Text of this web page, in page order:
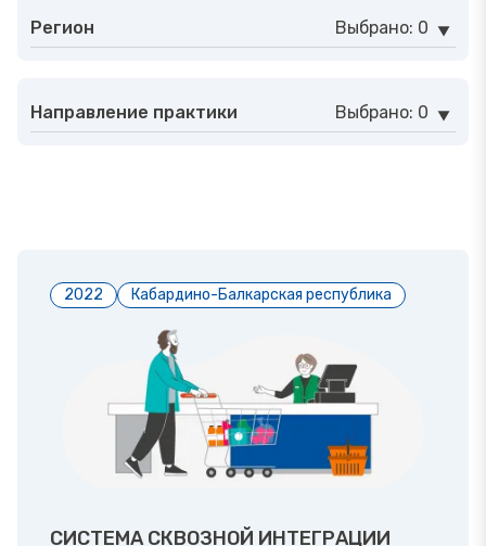
Регион Выбрано: 0
Направление практики Выбрано: 0
2022 Кабардино-Балкарская республика
СИСТЕМА СКВОЗНОЙ ИНТЕГРАЦИИ